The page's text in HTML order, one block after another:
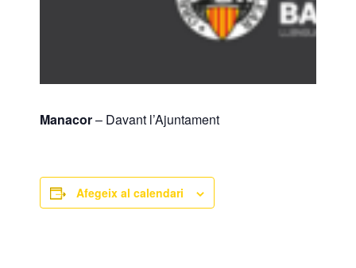
Manacor– Davant l’Ajuntament
Afegeix al calendari